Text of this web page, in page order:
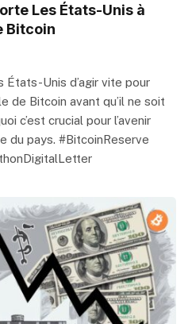
Les États-Unis à
Bitcoin
Unis d’agir vite pour
de Bitcoin avant qu’il ne soit
c’est crucial pour l’avenir
du pays. #BitcoinReserve